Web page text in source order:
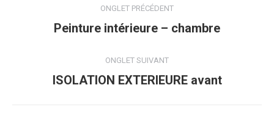
commentaire
ONGLET PRÉCÉDENT
Onglet
Peinture intérieure – chambre
ONGLET SUIVANT
Projets
ISOLATION EXTERIEURE avant